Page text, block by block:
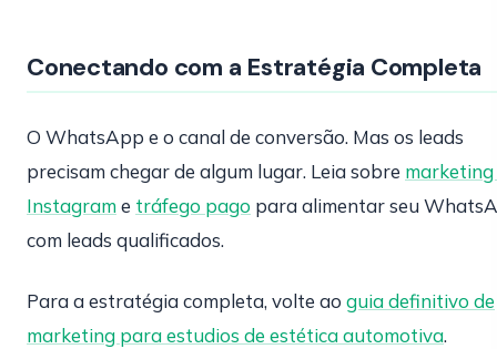
Conectando com a Estratégia Completa
O WhatsApp e o canal de conversão. Mas os leads
precisam chegar de algum lugar. Leia sobre
Instagrame tráfego pago para alimentar seu
com leads qualificados.
Para a estratégia completa, volte ao guia definitivo de
marketing para estudios de estética automotiva.